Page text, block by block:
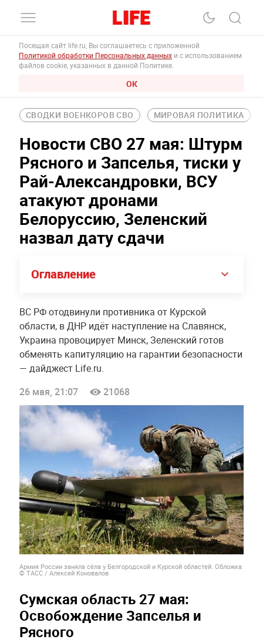
Посещая сайт life.ru, Вы соглашаетесь с приложенной
Политикой обработки Персональных данных и с использованием
файлов cookie, указанных в данной Политике.
ОК
СВОДКИ ВОЕНКОРОВ СВО МИРОВАЯ ПОЛИТИКА
Новости СВО 27 мая: Штурм
Рясного и Запселья, тиски у
Рай-Александровки, ВСУ
атакуют дронами
Белоруссию, Зеленский
назвал дату сдачи
Оглавление
ВС РФ отодвинули противника от Курской
области, в ДНР идёт наступление на Славянск,
Украина провоцирует Минск, Зеленский готов
обменять капитуляцию на гарантии безопасности
— дайджест Life.ru.
26 мая, 21:07
21068
Армия России заняла сёла у Белгородской и Курской областей. Обложка
© ТАСС / Алексей Коновалов
Сумская область 27 мая:
Освобождение Запселья и
Рясного